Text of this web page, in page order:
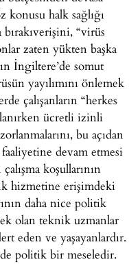
konusu halk sağlığı
“virüs
zaten yükten başka
İngiltere’de somut
yayılımını önlemek
çalışanların “herkes
ücretli izinli
bu açıdan
devam etmesi
koşullarının
hizmetine erişimdeki
daha nice politik
olan teknik uzmanlar
eden ve yaşayanlardır.
politik bir meseledir.